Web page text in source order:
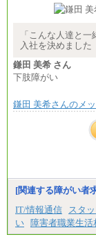
す
▼ア
月
中
※
※
※
「こんな人達と
入社を決めました
鎌田 美希 さん
下肢障がい
鎌田 美希さんのメ
[関連する障がい者
IT/情報通信
スタ
い 障害者職業生活